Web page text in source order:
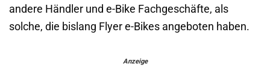
andere Händler und e-Bike Fachgeschäfte, als
solche, die bislang Flyer e-Bikes angeboten haben.
Anzeige